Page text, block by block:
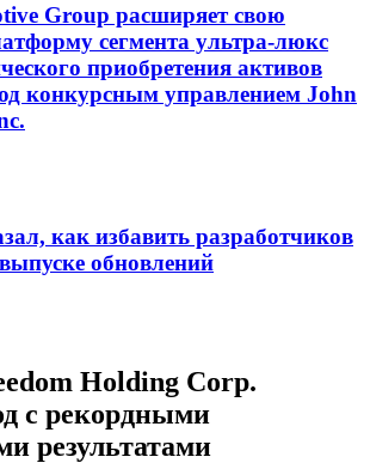
Group расширяет свою
сегмента ультра-люкс
приобретения активов
конкурсным управлением John
как избавить разработчиков
обновлений
Holding Corp.
с рекордными
результатами